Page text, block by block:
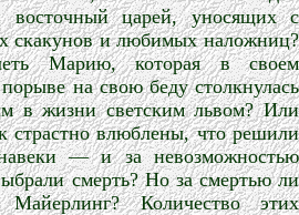
восточный царей, уносящих с
скакунов и любимых наложниц?
Марию, которая в своем
на свою беду столкнулась
в жизни светским львом? Или
страстно влюблены, что решили
— и за невозможностью
смерть? Но за смертью ли
Количество этих